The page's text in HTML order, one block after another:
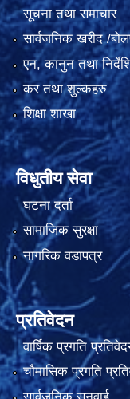
सूचना तथा समाचार
सार्वजनिक खरीद /
एन, कानुन तथा
कर तथा शुल्कहरु
शिक्षा शाखा
विधुतीय सेवा
घटना दर्ता
सामाजिक सुरक्षा
नागरिक वडापत्र
प्रतिवेदन
वार्षिक प्रगति
चौमासिक प्रगति